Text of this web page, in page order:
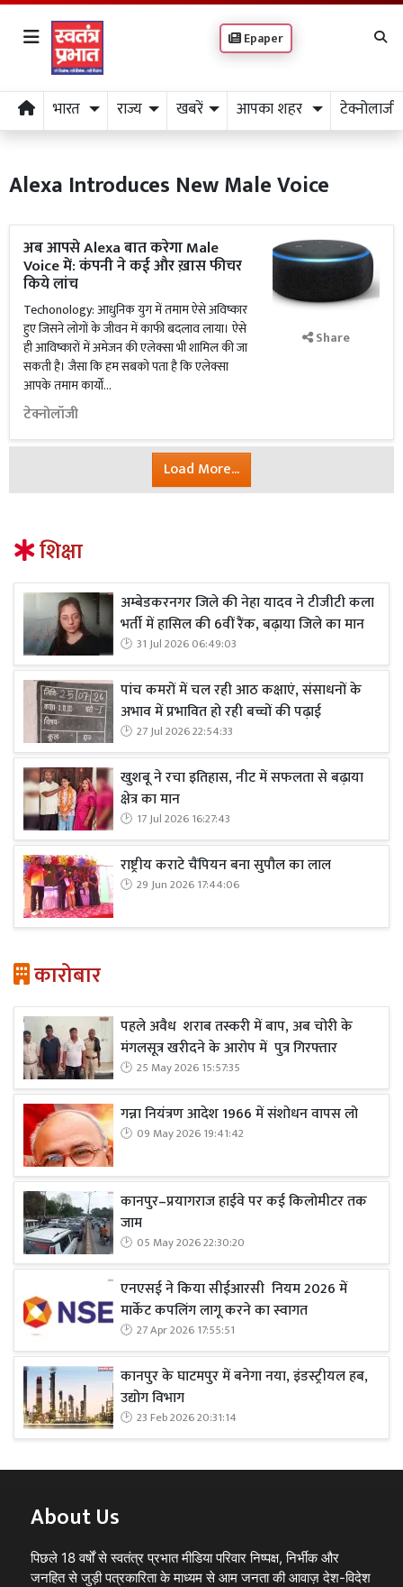
Epaper
भारत राज्य खबरें आपका शहर टेक्नोलाजी
Alexa Introduces New Male Voice
अब आपसे Alexa बात करेगा Male
Voice में: कंपनी ने कई और ख़ास फीचर
किये लांच
Techonology: आधुनिक युग में तमाम ऐसे अविष्कार
हुए जिसने लोगों के जीवन में काफी बदलाव लाया। ऐसे
ही आविष्कारों में अमेजन की एलेक्सा भी शामिल की जा
सकती है। जैसा कि हम सबको पता है कि एलेक्सा
आपके तमाम कार्यों...
टेक्नोलॉजी
Share
Load More...
शिक्षा
अम्बेडकरनगर जिले की नेहा यादव ने टीजीटी कला
भर्ती में हासिल की 6वीं रैंक, बढ़ाया जिले का मान
31 Jul 2026 06:49:03
पांच कमरों में चल रही आठ कक्षाएं, संसाधनों के
अभाव में प्रभावित हो रही बच्चों की पढ़ाई
27 Jul 2026 22:54:33
खुशबू ने रचा इतिहास, नीट में सफलता से बढ़ाया
क्षेत्र का मान
17 Jul 2026 16:27:43
राष्ट्रीय कराटे चैंपियन बना सुपौल का लाल
29 Jun 2026 17:44:06
कारोबार
पहले अवैध शराब तस्करी में बाप, अब चोरी के
मंगलसूत्र खरीदने के आरोप में पुत्र गिरफ्तार
25 May 2026 15:57:35
गन्ना नियंत्रण आदेश 1966 में संशोधन वापस लो
09 May 2026 19:41:42
कानपुर–प्रयागराज हाईवे पर कई किलोमीटर तक
जाम
05 May 2026 22:30:20
एनएसई ने किया सीईआरसी नियम 2026 में
मार्केट कपलिंग लागू करने का स्वागत
27 Apr 2026 17:55:51
कानपुर के घाटमपुर में बनेगा नया, इंडस्ट्रीयल हब,
उद्योग विभाग
23 Feb 2026 20:31:14
About Us
पिछले 18 वर्षों से स्वतंत्र प्रभात मीडिया परिवार निष्पक्ष, निर्भीक और
जनहित से जुड़ी पत्रकारिता के माध्यम से आम जनता की आवाज़ देश-विदेश